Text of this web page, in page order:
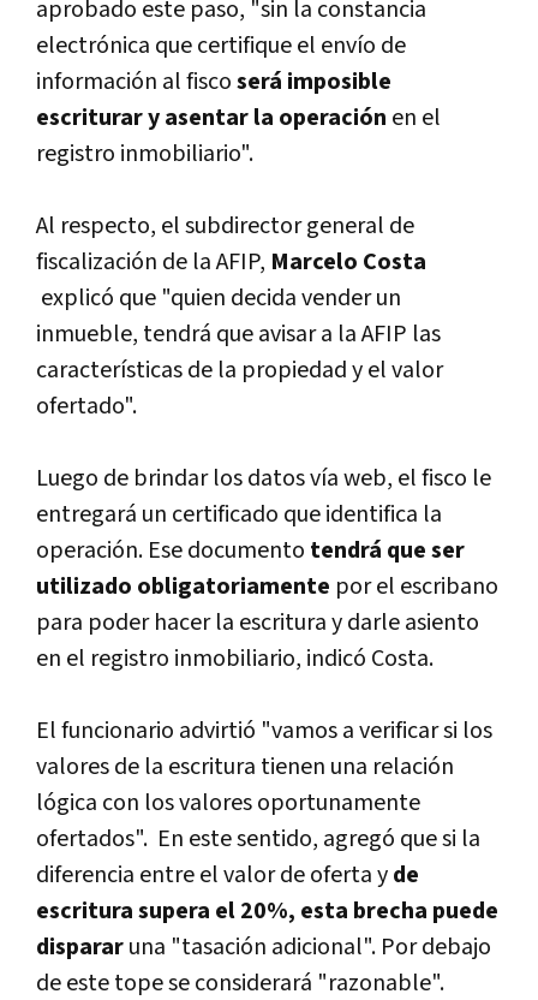
aprobado este paso, "sin la constancia
electrónica que certifique el enví­o de
información al fiscoserá imposible
escriturar y asentar la operación en el
registro inmobiliario".
Al respecto, el subdirector general de
fiscalización de la AFIP, Marcelo Costa
explicó que "quien decida vender un
inmueble, tendrá que avisar a la AFIP las
caracterí­sticas de la propiedad y el valor
ofertado".
Luego de brindar los datos ví­a web, el fisco le
entregará un certificado que identifica la
operación. Ese documento tendrá que ser
utilizado obligatoriamente por el escribano
para poder hacer la escritura y darle asiento
en el registro inmobiliario, indicó Costa.
El funcionario advirtió "vamos a verificar si los
valores de la escritura tienen una relación
lógica con los valores oportunamente
ofertados". En este sentido, agregó que si la
diferencia entre el valor de oferta yde
escritura supera el 20%, esta brecha puede
dispararuna "tasación adicional". Por debajo
de este tope se considerará "razonable".